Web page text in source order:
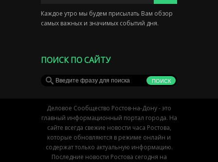
Каждое утро мы будем присылать Вам обзор
самых важных и значимых событий дня.
ПОИСК ПО САЙТУ
Деловое Сообщество Ростов-на-Дону - это
главный информационный портал города. На
сайте всегда свежие новости часа Ростова,
которые обновляются в режиме онлайн и
содержат только актуальную информацию.
Последние новости Ростова сегодня на